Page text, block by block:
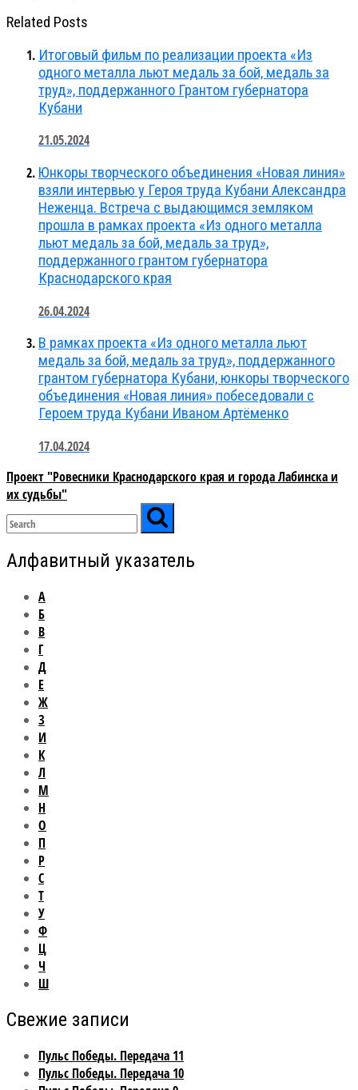
Related Posts
Итоговый фильм по реализации проекта «Из
одного металла льют медаль за бой, медаль за
труд», поддержанного Грантом губернатора
Кубани
21.05.2024
Юнкоры творческого объединения «Новая линия»
взяли интервью у Героя труда Кубани Александра
Неженца. Встреча с выдающимся земляком
прошла в рамках проекта «Из одного металла
льют медаль за бой, медаль за труд»,
поддержанного грантом губернатора
Краснодарского края
26.04.2024
В рамках проекта «Из одного металла льют
медаль за бой, медаль за труд», поддержанного
грантом губернатора Кубани, юнкоры творческого
объединения «Новая линия» побеседовали с
Героем труда Кубани Иваном Артёменко
17.04.2024
Проект "Ровесники Краснодарского края и города Лабинска и
их судьбы"
Алфавитный указатель
А
Б
В
Г
Д
Е
Ж
З
И
К
Л
М
Н
О
П
Р
С
Т
У
Ф
Ц
Ч
Ш
Свежие записи
Пульс Победы. Передача 11
Пульс Победы. Передача 10